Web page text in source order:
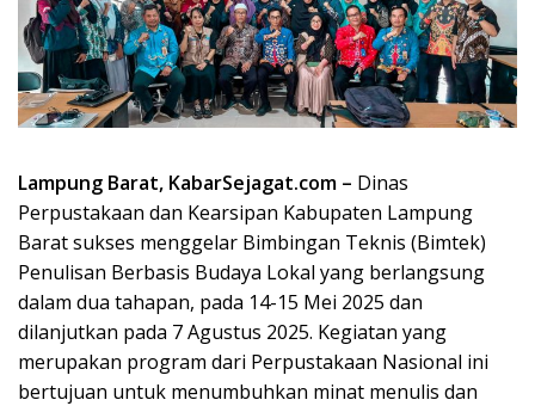
Lampung Barat, KabarSejagat.com – Dinas
Perpustakaan dan Kearsipan Kabupaten Lampung
Barat sukses menggelar Bimbingan Teknis (Bimtek)
Penulisan Berbasis Budaya Lokal yang berlangsung
dalam dua tahapan, pada 14-15 Mei 2025 dan
dilanjutkan pada 7 Agustus 2025. Kegiatan yang
merupakan program dari Perpustakaan Nasional ini
bertujuan untuk menumbuhkan minat menulis dan